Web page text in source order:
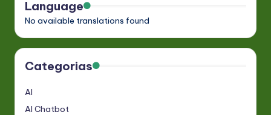
Language
No available translations found
Categorias
AI
AI Chatbot